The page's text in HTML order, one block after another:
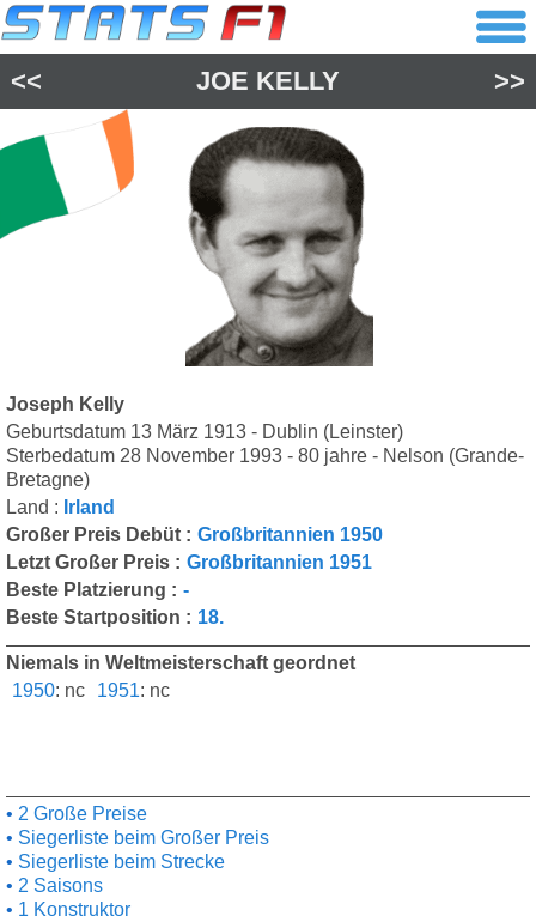
<< JOE KELLY >>
Joseph Kelly
Geburtsdatum 13 März 1913 - Dublin (Leinster)
Sterbedatum 28 November 1993 - 80 jahre - Nelson (Grande-
Bretagne)
Land : Irland
Großer Preis Debüt : Großbritannien 1950
Letzt Großer Preis : Großbritannien 1951
Beste Platzierung : -
Beste Startposition : 18.
Niemals in Weltmeisterschaft geordnet
1950: nc 1951: nc
2 Große Preise
Siegerliste beim Großer Preis
Siegerliste beim Strecke
2 Saisons
1 Konstruktor